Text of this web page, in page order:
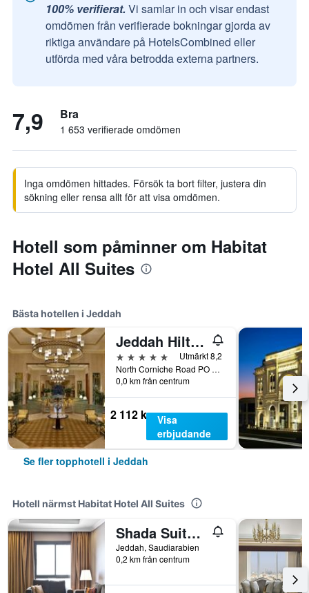
100% verifierat. Vi samlar in och visar endast
omdömen från verifierade bokningar gjorda av
riktiga användare på HotelsCombined eller
utförda med våra betrodda externa partners.
7,9 Bra
1 653 verifierade omdömen
Inga omdömen hittades. Försök ta bort filter, justera din
sökning eller rensa allt för att visa omdömen.
Hotell som påminner om Habitat
Hotel All Suites
Bästa hotellen i Jeddah
Jeddah Hilton Hotel
5 stjärnor
Utmärkt 8,2
North Corniche Road PO Box 128428, Jeddah, Saudiarabien
0,0 km från centrum
2 112 kr Visa
erbjudande
Se fler topphotell i Jeddah
Hotell närmst Habitat Hotel All Suites
Shada Suites - Zahra
Jeddah, Saudiarabien
0,2 km från centrum